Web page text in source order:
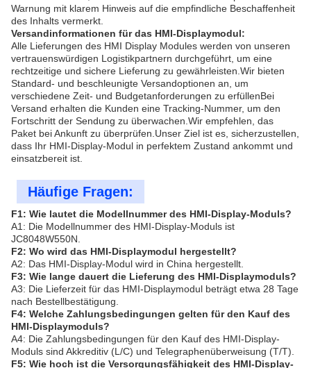
Warnung mit klarem Hinweis auf die empfindliche Beschaffenheit
des Inhalts vermerkt.
Versandinformationen für das HMI-Displaymodul:
Alle Lieferungen des HMI Display Modules werden von unseren
vertrauenswürdigen Logistikpartnern durchgeführt, um eine
rechtzeitige und sichere Lieferung zu gewährleisten.Wir bieten
Standard- und beschleunigte Versandoptionen an, um
verschiedene Zeit- und Budgetanforderungen zu erfüllenBei
Versand erhalten die Kunden eine Tracking-Nummer, um den
Fortschritt der Sendung zu überwachen.Wir empfehlen, das
Paket bei Ankunft zu überprüfen.Unser Ziel ist es, sicherzustellen,
dass Ihr HMI-Display-Modul in perfektem Zustand ankommt und
einsatzbereit ist.
Häufige Fragen:
F1: Wie lautet die Modellnummer des HMI-Display-Moduls?
A1: Die Modellnummer des HMI-Display-Moduls ist
JC8048W550N.
F2: Wo wird das HMI-Displaymodul hergestellt?
A2: Das HMI-Display-Modul wird in China hergestellt.
F3: Wie lange dauert die Lieferung des HMI-Displaymoduls?
A3: Die Lieferzeit für das HMI-Displaymodul beträgt etwa 28 Tage
nach Bestellbestätigung.
F4: Welche Zahlungsbedingungen gelten für den Kauf des
HMI-Displaymoduls?
A4: Die Zahlungsbedingungen für den Kauf des HMI-Display-
Moduls sind Akkreditiv (L/C) und Telegraphenüberweisung (T/T).
F5: Wie hoch ist die Versorgungsfähigkeit des HMI-Display-